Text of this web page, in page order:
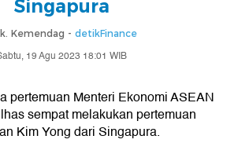
Singapura
Kemendag - detikFinance
19 Agu 2023 18:01 WIB
pertemuan Menteri Ekonomi ASEAN
sempat melakukan pertemuan
Kim Yong dari Singapura.